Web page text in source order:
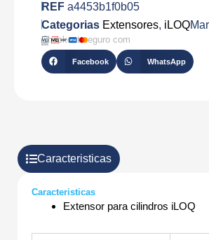
REF a4453b1f0b05
Categorias Extensores, iLOQ
Checkout seguro com
Facebook WhatsApp
Caracteristicas
Caracteristicas
Extensor para cilindros iLOQ